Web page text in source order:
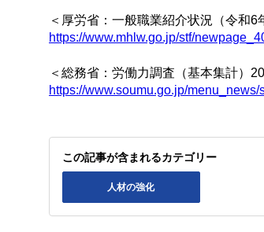
＜厚労省：一般職業紹介状況（令和6
https://www.mhlw.go.jp/stf/
＜総務省：労働力調査（基本集計）
https://www.soumu.go.jp/
この記事が含まれるカテゴリー
人材の強化